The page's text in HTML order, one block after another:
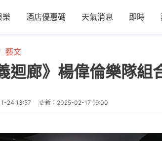
樂 酒店優惠碼 天氣消息 即時
藝文
迴廊》楊偉倫樂隊
24 13:57 更新： 2025-02-17 19:00